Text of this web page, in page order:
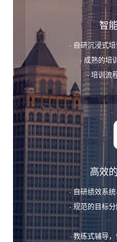
智
· 自研沉浸式
· 成熟的培
· 培训流
高效
· 自研绩效系
· 规范的目标
· 教练式辅导